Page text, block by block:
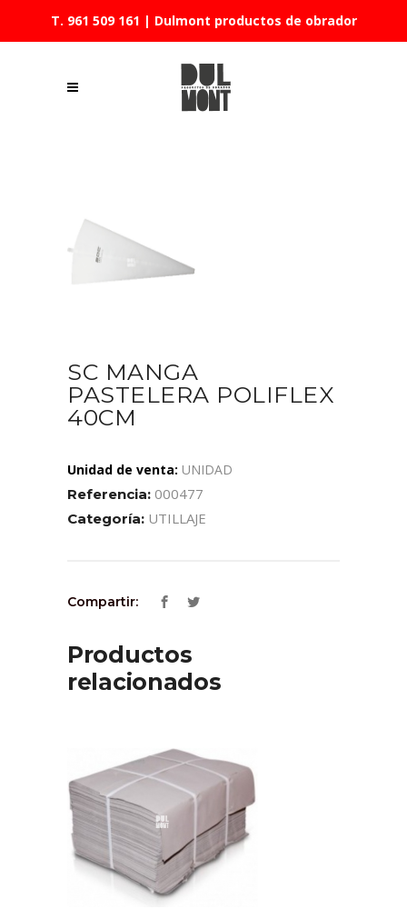
T. 961 509 161 | Dulmont productos de obrador
SC MANGA
PASTELERA POLIFLEX
40CM
Unidad de venta: UNIDAD
Referencia: 000477
Categoría: UTILLAJE
Compartir:
Productos
relacionados